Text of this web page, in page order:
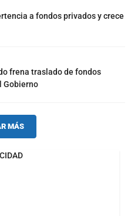
a fondos privados y crece
frena traslado de fondos
Gobierno
MÁS